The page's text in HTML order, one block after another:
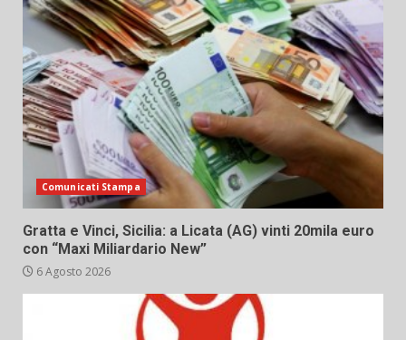
Comunicati Stampa
Gratta e Vinci, Sicilia: a Licata (AG) vinti 20mila euro
con “Maxi Miliardario New”
6 Agosto 2026